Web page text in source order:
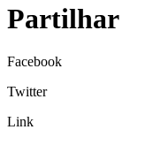
Partilhar
Facebook
Twitter
Link